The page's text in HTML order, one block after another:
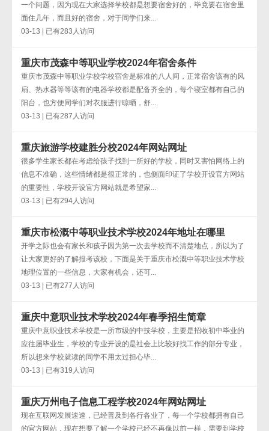
一个问题，因为现在大家选择学校都是想要宿舍好的，毕竟要在宿舍里
面住几年，而且好的宿舍，对于同学们来...
03-13 | 已有283人访问
重庆市茂森中等职业学校2024年宿舍条件
重庆市茂森中等职业学校学校宿舍是标准的八人间，正常宿舍该有的风
扇、热水器等等该有的电器学校都是配备齐全的，每个寝室都有自己的
阳台，也方便同学们对衣服进行晾晒，舒...
03-13 | 已有287人访问
重庆旅游学校建胜分校2024年网站网址
很多学生家长都在考虑给孩子找到一所好的学校，同时又害怕网络上的
信息不准确，这些情绪都是很正常的，也侧面印证了学校开设官方网站
的重要性，学校开设官方网站就是希望家...
03-13 | 已有294人访问
重庆市松溉中等职业技术学校2024年地址在哪里
开学之际也会有家长和孩子因为第一次去学校而不清楚地点，所以为了
让大家更好的了解报考该校，下面是关于重庆市松溉中等职业技术学校
地理位置的一些信息，大家有机会，还可...
03-13 | 已有277人访问
重庆中意职业技术学校2024年春季招生简章
重庆中意职业技术学校是一所市级的中技学校，主要是招收初中毕业的
应往届毕业生，学校的专业开设的是社会上比较好找工作的部分专业，
所以想来学校就读的同学不用太过担心毕...
03-13 | 已有319人访问
重庆万州电子信息工程学校2024年网站网址
现在互联网发展速速，已经普及到各行各业了，每一个学校都拥有自己
的官方网站，现在想要了解一个学校已经不再像以前一样，需要到学校